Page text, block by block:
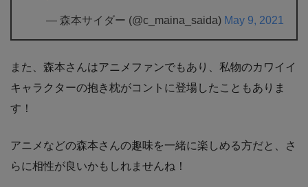
— 森本サイダー (@c_maina_saida) May 9, 2021
また、森本さんはアニメファンでもあり、私物のカワイイ
キャラクターの抱き枕がコントに登場したこともありま
す！
アニメなどの森本さんの趣味を一緒に楽しめる方だと、さ
らに相性が良いかもしれませんね！